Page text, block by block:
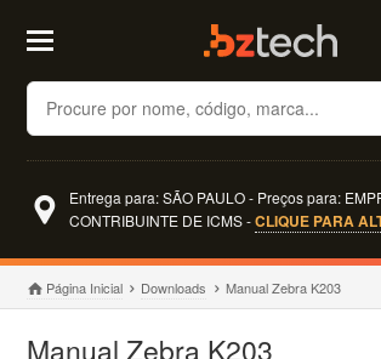
Buscar
Entrega para: SÃO PAULO - Preços para:
CONTRIBUINTE DE ICMS -CLIQUE PARA
Página Inicial Downloads Manual Zebra K203
Manual Zebra K203